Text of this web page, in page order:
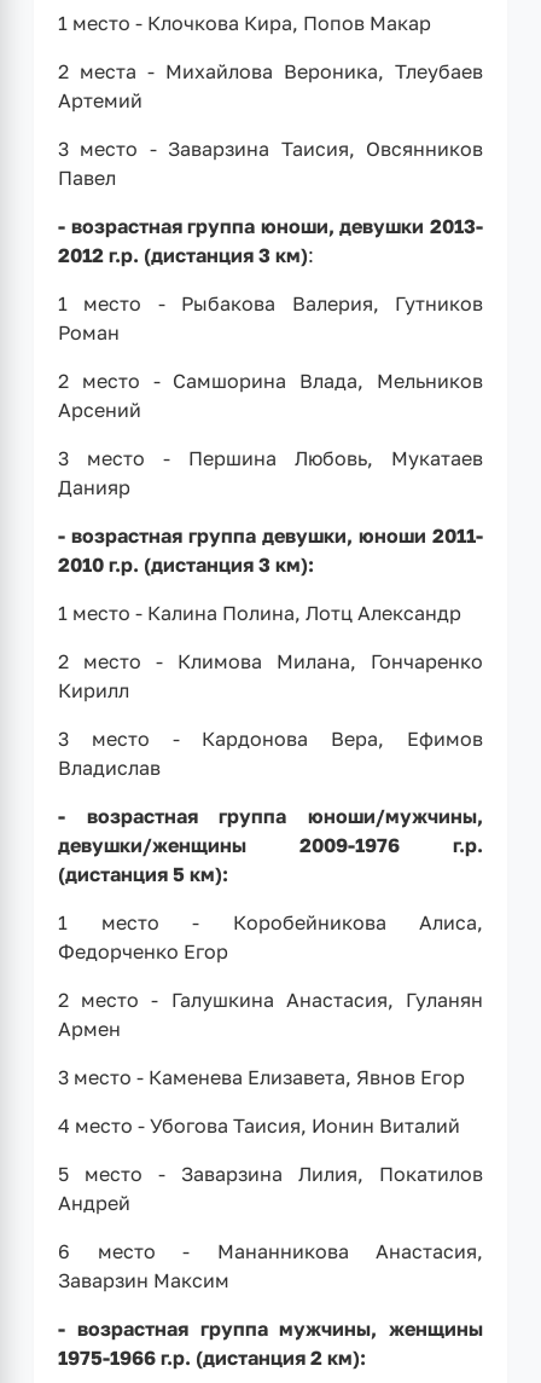
1 место - Клочкова Кира, Попов Макар
2 места - Михайлова Вероника, Тлеубаев
Артемий
3 место - Заварзина Таисия, Овсянников
Павел
- возрастная группа юноши, девушки 2013-
2012 г.р. (дистанция 3 км):
1 место - Рыбакова Валерия, Гутников
Роман
2 место - Самшорина Влада, Мельников
Арсений
3 место - Першина Любовь, Мукатаев
Данияр
- возрастная группа девушки, юноши 2011-
2010 г.р. (дистанция 3 км):
1 место - Калина Полина, Лотц Александр
2 место - Климова Милана, Гончаренко
Кирилл
3 место - Кардонова Вера, Ефимов
Владислав
- возрастная группа юноши/мужчины,
девушки/женщины 2009-1976 г.р.
(дистанция 5 км):
1 место - Коробейникова Алиса,
Федорченко Егор
2 место - Галушкина Анастасия, Гуланян
Армен
3 место - Каменева Елизавета, Явнов Егор
4 место - Убогова Таисия, Ионин Виталий
5 место - Заварзина Лилия, Покатилов
Андрей
6 место - Мананникова Анастасия,
Заварзин Максим
- возрастная группа мужчины, женщины
1975-1966 г.р. (дистанция 2 км):